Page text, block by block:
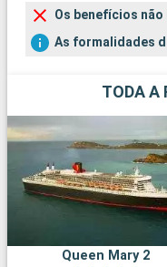
Os benefícios
As formalidades
TODA A
Queen Mary 2